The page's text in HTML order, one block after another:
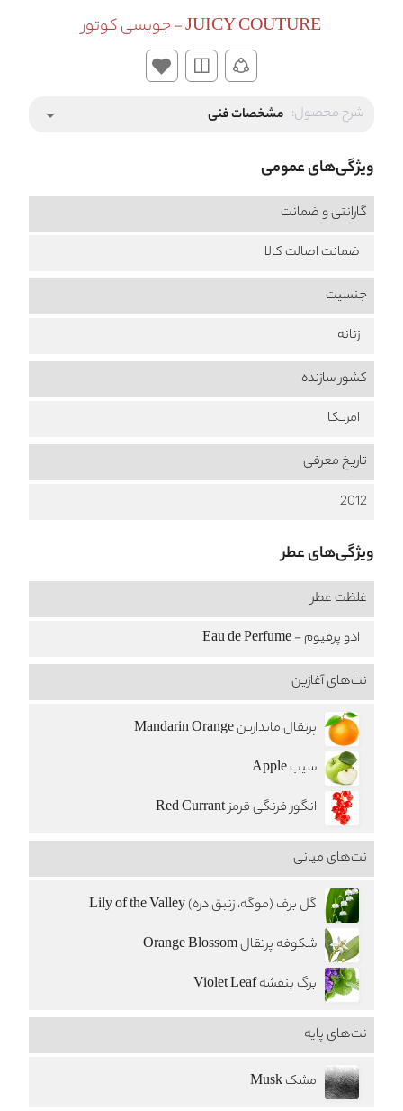
JUICY COUTURE - جویسی کوتور
شرح محصول: مشخصات فنی arrow_drop_down
ویژگی‌های عمومی
گارانتی و ضمانت
ضمانت اصالت کالا
جنسیت
زنانه
کشور سازنده
امریکا
تاریخ معرفی
2012
ویژگی‌های عطر
غلظت عطر
ادو پرفیوم - Eau de Perfume
نت‌های آغازین
پرتقال ماندارین Mandarin Orange
سیب Apple
انگور فرنگی قرمز Red Currant
نت‌های میانی
گل برف (موگه، زنبق دره) Lily of the Valley
شکوفه پرتقال Orange Blossom
برگ بنفشه Violet Leaf
نت‌های پایه
مشک Musk